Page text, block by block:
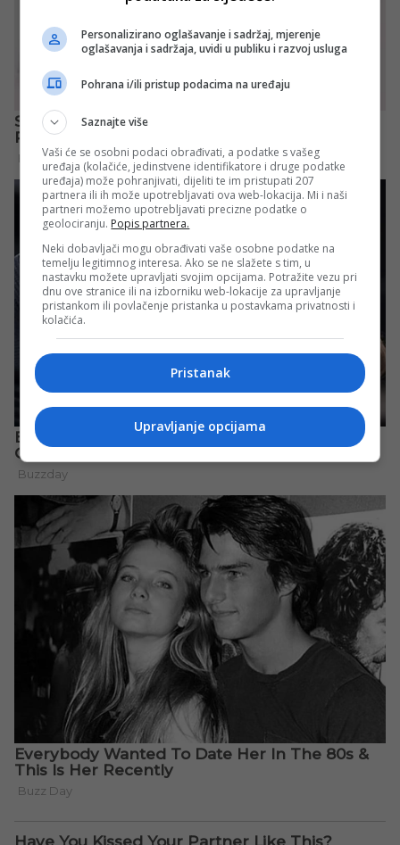
Personalizirano oglašavanje i sadržaj, mjerenje
oglašavanja i sadržaja, uvidi u publiku i razvoj usluga
Pohrana i/ili pristup podacima na uređaju
Saznajte više
Vaši će se osobni podaci obrađivati, a podatke s vašeg
uređaja (kolačiće, jedinstvene identifikatore i druge podatke
uređaja) može pohranjivati, dijeliti te im pristupati 207
partnera ili ih može upotrebljavati ova web-lokacija. Mi i naši
partneri možemo upotrebljavati precizne podatke o
geolociranju. Popis partnera.
Neki dobavljači mogu obrađivati vaše osobne podatke na
temelju legitimnog interesa. Ako se ne slažete s tim, u
nastavku možete upravljati svojim opcijama. Potražite vezu pri
dnu ove stranice ili na izborniku web-lokacije za upravljanje
pristankom ili povlačenje pristanka u postavkama privatnosti i
kolačića.
Pristanak
Upravljanje opcijama